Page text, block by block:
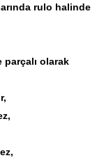
rulo halinde
parçalı olarak